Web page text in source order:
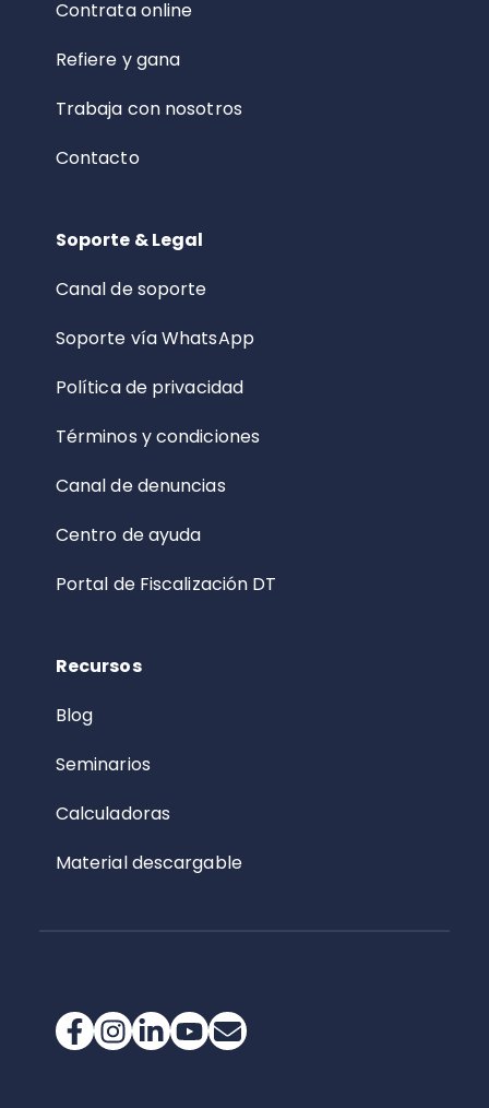
Contrata online
Refiere y gana
Trabaja con nosotros
Contacto
Soporte & Legal
Canal de soporte
Soporte vía WhatsApp
Política de privacidad
Términos y condiciones
Canal de denuncias
Centro de ayuda
Portal de Fiscalización DT
Recursos
Blog
Seminarios
Calculadoras
Material descargable